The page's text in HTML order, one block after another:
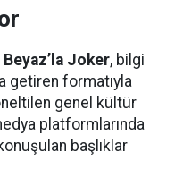
Beyaz’la Joker, bilgi
getiren formatıyla
genel kültür
platformlarında
başlıklar